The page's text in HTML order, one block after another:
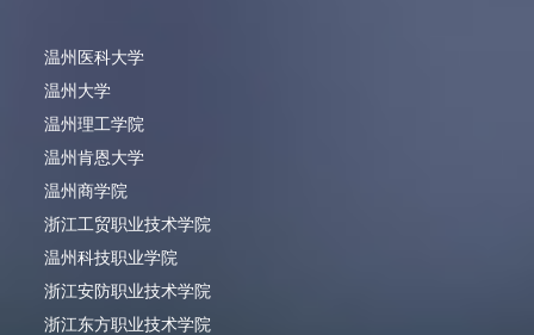
温州医科大学
温州大学
温州理工学院
温州肯恩大学
温州商学院
浙江工贸职业技术学院
温州科技职业学院
浙江安防职业技术学院
浙江东方职业技术学院